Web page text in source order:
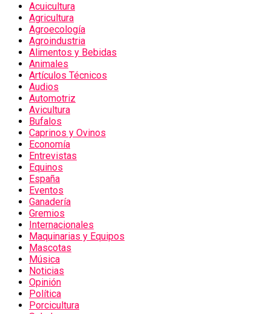
Acuicultura
Agricultura
Agroecología
Agroindustria
Alimentos y Bebidas
Animales
Artículos Técnicos
Audios
Automotriz
Avicultura
Bufalos
Caprinos y Ovinos
Economía
Entrevistas
Equinos
España
Eventos
Ganadería
Gremios
Internacionales
Maquinarias y Equipos
Mascotas
Música
Noticias
Opinión
Política
Porcicultura